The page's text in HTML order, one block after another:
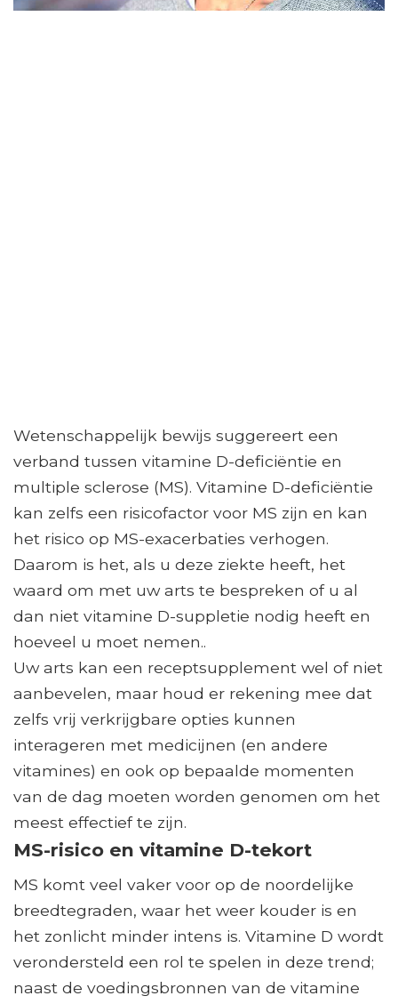
Wetenschappelijk bewijs suggereert een
verband tussen vitamine D-deficiëntie en
multiple sclerose (MS). Vitamine D-deficiëntie
kan zelfs een risicofactor voor MS zijn en kan
het risico op MS-exacerbaties verhogen.
Daarom is het, als u deze ziekte heeft, het
waard om met uw arts te bespreken of u al
dan niet vitamine D-suppletie nodig heeft en
hoeveel u moet nemen..
Uw arts kan een receptsupplement wel of niet
aanbevelen, maar houd er rekening mee dat
zelfs vrij verkrijgbare opties kunnen
interageren met medicijnen (en andere
vitamines) en ook op bepaalde momenten
van de dag moeten worden genomen om het
meest effectief te zijn.
MS-risico en vitamine D-tekort
MS komt veel vaker voor op de noordelijke
breedtegraden, waar het weer kouder is en
het zonlicht minder intens is. Vitamine D wordt
verondersteld een rol te spelen in deze trend;
naast de voedingsbronnen van de vitamine